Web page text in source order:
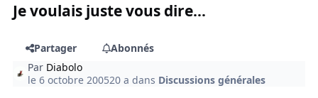
Je voulais juste vous dire...
Partager
Abonnés
Par Diabolo
le 6 octobre 200520 a dans Discussions générales